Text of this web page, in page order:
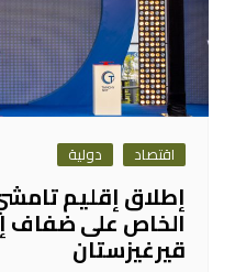
اقتصاد دولية
إطلاق إقليم
الخاص على
قيرغيزستان